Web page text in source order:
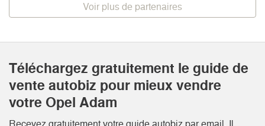
Voir plus de partenaires
Téléchargez gratuitement le guide de
vente autobiz pour mieux vendre
votre Opel Adam